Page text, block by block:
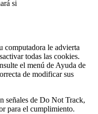
si
computadora le advierta
todas las cookies.
el menú de Ayuda de
de modificar sus
señales de Do Not Track,
para el cumplimiento.